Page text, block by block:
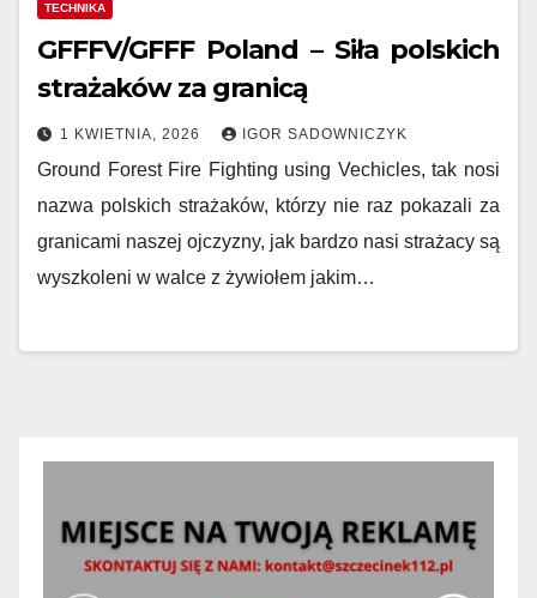
TECHNIKA
GFFFV/GFFF Poland – Siła polskich
strażaków za granicą
1 KWIETNIA, 2026 IGOR SADOWNICZYK
Ground Forest Fire Fighting using Vechicles, tak nosi
nazwa polskich strażaków, którzy nie raz pokazali za
granicami naszej ojczyzny, jak bardzo nasi strażacy są
wyszkoleni w walce z żywiołem jakim…